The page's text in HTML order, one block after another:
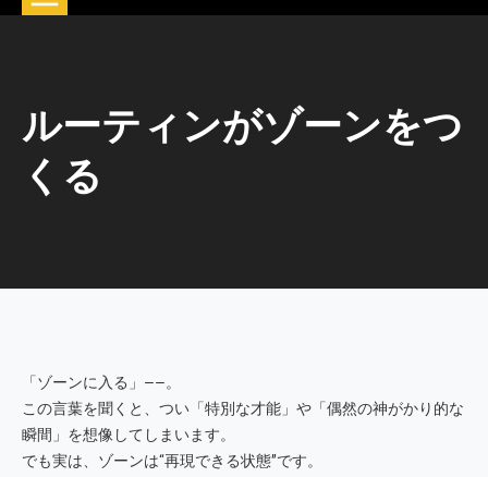
ルーティンがゾーンをつ
くる
「ゾーンに入る」――。
この言葉を聞くと、つい「特別な才能」や「偶然の神がかり的な
瞬間」を想像してしまいます。
でも実は、ゾーンは“再現できる状態”です。